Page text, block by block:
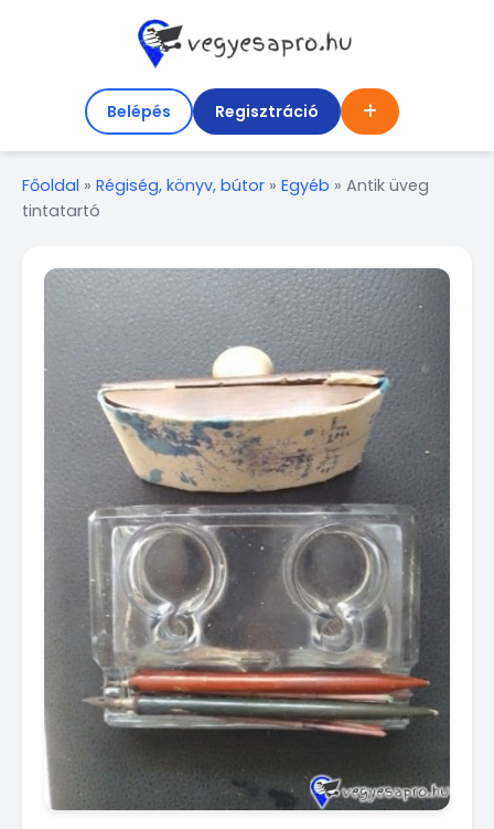
Belépés Regisztráció
Főoldal » Régiség, könyv, bútor » Egyéb » Antik üveg
tintatartó